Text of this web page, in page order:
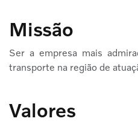
Missão
Ser a empresa mais
transporte na região de
Valores